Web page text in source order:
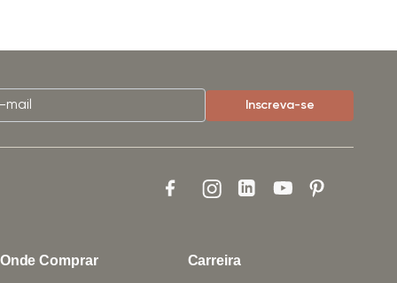
Onde Comprar Carreira